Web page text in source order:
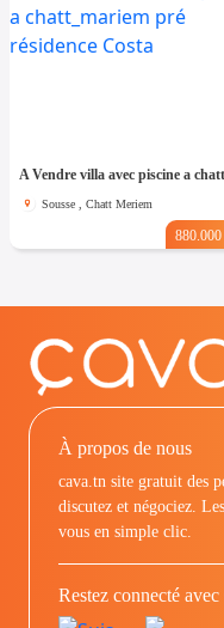
Sousse , Chatt Meriem
À propos de nous
cava.tn site gratuit des
discutez et négociez.
vous en simple clic.
Restez connecté avec